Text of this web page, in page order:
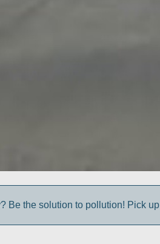
Be the solution to pollution! Pick